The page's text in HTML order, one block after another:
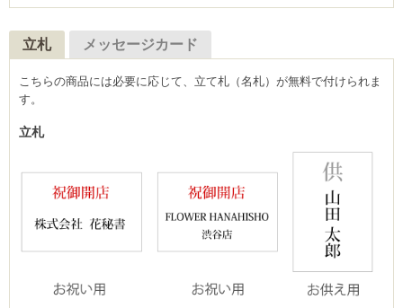
立札 メッセージカード
こちらの商品には必要に応じて、立て札（名札）が無料で付けられま
す。
立札